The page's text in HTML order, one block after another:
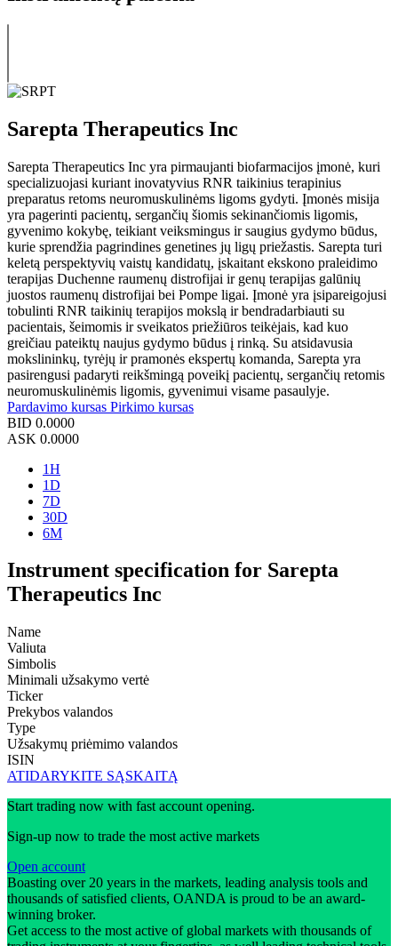
Sarepta Therapeutics Inc
Sarepta Therapeutics Inc yra pirmaujanti biofarmacijos įmonė, kuri
specializuojasi kuriant inovatyvius RNR taikinius terapinius
preparatus retoms neuromuskulinėms ligoms gydyti. Įmonės misija
yra pagerinti pacientų, sergančių šiomis sekinančiomis ligomis,
gyvenimo kokybę, teikiant veiksmingus ir saugius gydymo būdus,
kurie sprendžia pagrindines genetines jų ligų priežastis. Sarepta turi
keletą perspektyvių vaistų kandidatų, įskaitant ekskono praleidimo
terapijas Duchenne raumenų distrofijai ir genų terapijas galūnių
juostos raumenų distrofijai bei Pompe ligai. Įmonė yra įsipareigojusi
tobulinti RNR taikinių terapijos mokslą ir bendradarbiauti su
pacientais, šeimomis ir sveikatos priežiūros teikėjais, kad kuo
greičiau pateiktų naujus gydymo būdus į rinką. Su atsidavusia
mokslininkų, tyrėjų ir pramonės ekspertų komanda, Sarepta yra
pasirengusi padaryti reikšmingą poveikį pacientų, sergančių retomis
neuromuskulinėmis ligomis, gyvenimui visame pasaulyje.
Pardavimo kursas Pirkimo kursas
BID 0.0000
ASK 0.0000
1H
1D
7D
30D
6M
Instrument specification for Sarepta
Therapeutics Inc
Name
Valiuta
Simbolis
Minimali užsakymo vertė
Ticker
Prekybos valandos
Type
Užsakymų priėmimo valandos
ISIN
ATIDARYKITE SĄSKAITĄ
Start trading now with fast account opening.
Sign-up now to trade the most active markets
Open account
Boasting over 20 years in the markets, leading analysis tools and
thousands of satisfied clients, OANDA is proud to be an award-
winning broker.
Get access to the most active of global markets with thousands of